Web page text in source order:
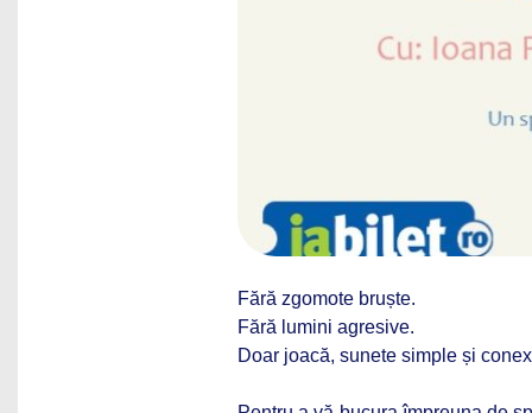
Fără zgomote bruște.
Fără lumini agresive.
Doar joacă, sunete simple și